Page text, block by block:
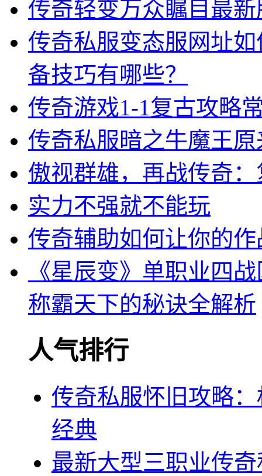
传奇轻变万众瞩目最
传奇私服变态服网址
备技巧有哪些？
传奇游戏1-1复古攻略
传奇私服暗之牛魔王
傲视群雄，再战传奇
实力不强就不能玩
传奇辅助如何让你的
《星辰变》单职业四
称霸天下的秘诀全解析
人气排行
传奇私服怀旧攻略
经典
最新大型三职业传